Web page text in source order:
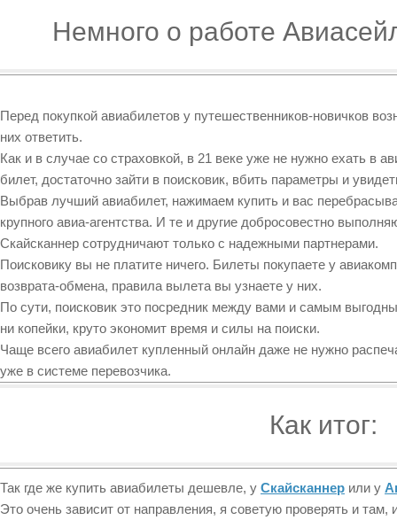
Немного о работе
Перед покупкой авиабилетов у путешественников-новичков
них ответить.
Как и в случае со страховкой, в 21 веке уже не нужно ехать в
билет, достаточно зайти в поисковик, вбить параметры и
Выбрав лучший авиабилет, нажимаем купить и вас
крупного авиа-агентства. И те и другие добросовестно
Скайсканнер сотрудничают только с надежными партнерами.
Поисковику вы не платите ничего. Билеты покупаете у
возврата-обмена, правила вылета вы узнаете у них.
По сути, поисковик это посредник между вами и самым
ни копейки, круто экономит время и силы на поиски.
Чаще всего авиабилет купленный онлайн даже не нужно
уже в системе перевозчика.
Как итог:
Так где же купить авиабилеты дешевле, у Скайсканнер или у
Это очень зависит от направления, я советую проверять и там,